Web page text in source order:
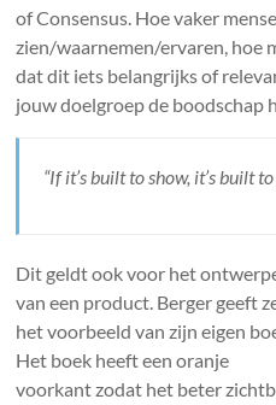
of Consensus. Hoe vaker
zien/waarnemen/ervaren, hoe
dat dit iets belangrijks of
jouw doelgroep de boodschap
“If it’s built to show, it’s built
Dit geldt ook voor het
van een product. Berger geeft
het voorbeeld van zijn eigen
Het boek heeft een oranje
voorkant zodat het beter